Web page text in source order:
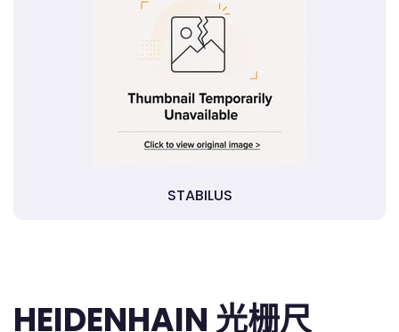
STABILUS
HEIDENHAIN 光栅尺